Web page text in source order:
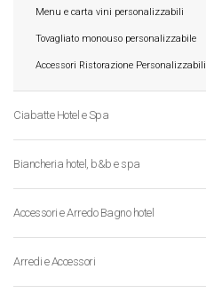
Menu e carta vini personalizzabili
Tovagliato monouso personalizzabile
Accessori Ristorazione Personalizzabili
Ciabatte Hotel e Spa
Biancheria hotel, b&b e spa
Accessori e Arredo Bagno hotel
Arredi e Accessori